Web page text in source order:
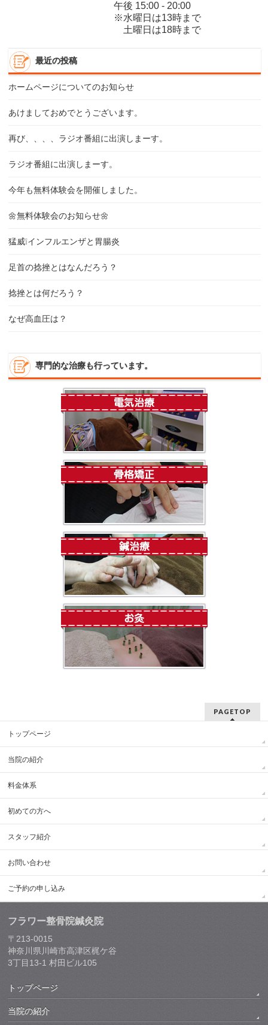
午後 15:00 - 20:00
※水曜日は13時まで
土曜日は18時まで
最近の投稿
ホームページについてのお知らせ
あけましておめでとうございます。
再び、、、、ラジオ番組に出演しまーす。
ラジオ番組に出演しまーす。
今年も無料体験会を開催しました。
🌼無料体験会のお知らせ🌼
猛威❕インフルエンザと胃腸炎
足首の捻挫とはなんだろう？
捻挫とは何だろう？
なぜ高血圧は？
専門的な治療も行っています。
PAGETOP
トップページ
当院の紹介
料金体系
初めての方へ
スタッフ紹介
お問い合わせ
ご予約の申し込み
フラワー整骨院鍼灸院
〒213-0015
神奈川県川崎市高津区梶ケ谷
3丁目13-1 村田ビル105
トップページ
当院の紹介